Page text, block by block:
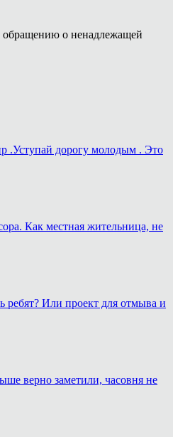
обращению о ненадлежащей
.Уступай дорогу молодым . Это
Как местная жительница, не
ребят? Или проект для отмыва и
верно заметили, часовня не